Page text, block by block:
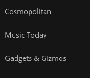
Cosmopolitan
Music Today
Gadgets & Gizmos